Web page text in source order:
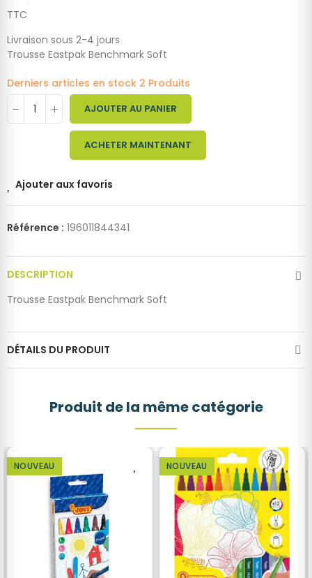
TTC
Livraison sous 2-4 jours
Trousse Eastpak Benchmark Soft
Derniers articles en stock 2 Produits
AJOUTER AU PANIER
ACHETER MAINTENANT
Ajouter aux favoris
Référence : 196011844341
DESCRIPTION
Trousse Eastpak Benchmark Soft
DÉTAILS DU PRODUIT
Produit de la même catégorie
NOUVEAU NOUVEAU